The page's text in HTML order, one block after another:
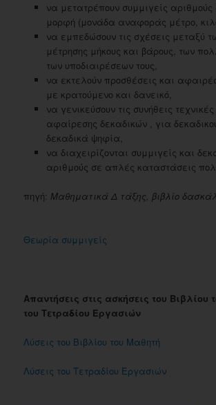
να μετατρέπουν συμμιγείς αριθμούς
μορφή (μονάδα αναφοράς μέτρο,
να εμπεδώσουν τις σχέσεις μεταξύ
μέτρησης μήκους και βάρους, των
των υποδιαιρέσεων τους,
να εκτελούν προσθέσεις και
με κρατούμενο και δανεικό,
να γενικεύσουν τις συνήθεις
αφαίρεσης δεκαδικών , για
δεκαδικά ψηφία,
να διαχειρίζονται συμμιγείς και
αριθμούς σε απλές καταστάσεις
πηγή:Μαθηματικά Δ τάξης, βιβλίο
Θεωρία συμμιγείς
Απαντήσεις στις ασκήσεις του Βιβλίου
του Τετραδίου Εργασιών
Λύσεις του Βιβλίου του Μαθητή
Λύσεις του Τετραδίου Εργασιών